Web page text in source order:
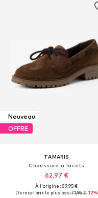
Nouveau
OFFRE
TAMARIS
Chaussure à lacets
62,97 €
À l'origine : 89,95 €
Dernier prix le plus bas :71,96 €-12%